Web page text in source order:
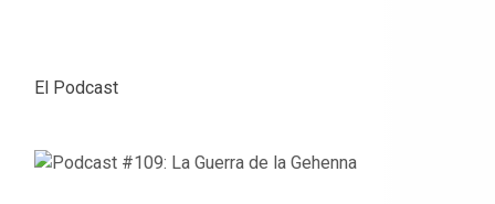
El Podcast